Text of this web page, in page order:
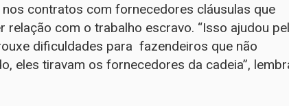
contratos com fornecedores cláusulas que
com o trabalho escravo. “Isso ajudou
dificuldades para fazendeiros que não
eles tiravam os fornecedores da cadeia”,